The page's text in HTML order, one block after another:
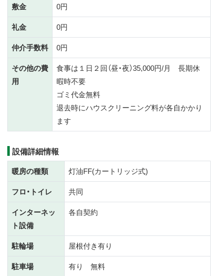
敷金
0円
礼金
0円
仲介手数料
0円
その他の費
用
食事は１日２回（昼・夜）35,000円/月 長期休
暇時不要
ゴミ代金無料
退去時にハウスクリーニング料が各自かかり
ます
設備詳細情報
暖房の種類
灯油FF(カートリッジ式)
フロ・トイレ
共同
インターネッ
ト設備
各自契約
駐輪場
屋根付き有り
駐車場
有り 無料